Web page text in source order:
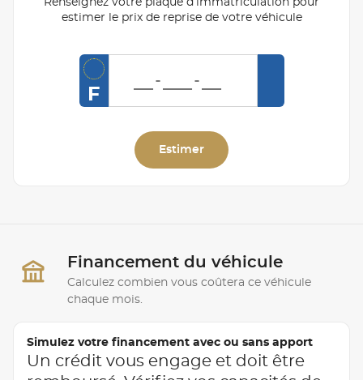
estimer le prix de reprise de votre véhicule
F
Estimer
Financement du véhicule
Calculez combien vous coûtera ce véhicule
chaque mois.
Simulez votre financement avec ou sans apport
Un crédit vous engage et doit être